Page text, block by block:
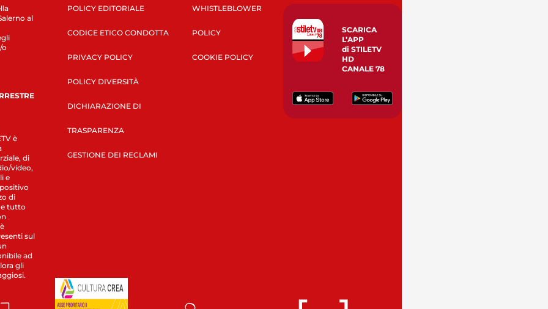
al
o
è
di
video,
e
di
tutto
sul
ad
gli
POLICY EDITORIALE
CODICE ETICO CONDOTTA
PRIVACY POLICY
POLICY DIVERSITÀ
DICHIARAZIONE DI
TRASPARENZA
GESTIONE DEI RECLAMI
WHISTLEBLOWER
POLICY
COOKIE POLICY
SCARICA
L’APP
di STILETV
HD
CANALE 78